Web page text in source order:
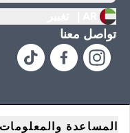
تواصل معنا
المساعدة والمعلومات